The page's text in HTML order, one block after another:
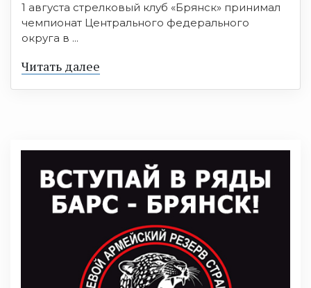
1 августа стрелковый клуб «Брянск» принимал
чемпионат Центрального федерального
округа в ...
Читать далее